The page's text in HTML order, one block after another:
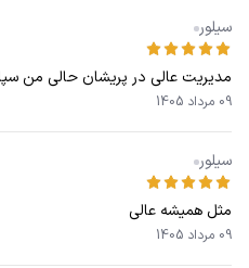
سیلور
مدیریت عالی در پریشان حالی من
09 مرداد 1405
سیلور
مثل همیشه عالی
09 مرداد 1405